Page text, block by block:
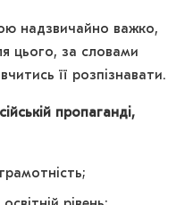
надзвичайно важко,
цього, за словами
її розпізнавати.
пропаганді,